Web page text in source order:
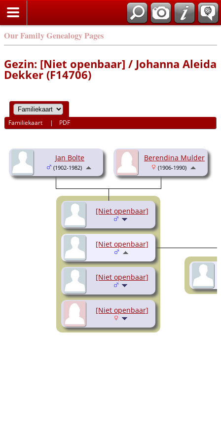
Our Family Genealogy Pages
Gezin: [Niet openbaar] / Johanna Aleida
Dekker (F14706)
Familiekaart | PDF
Jan Bolte
(1902-1982)
Berendina Mulder
(1906-1990)
[Niet openbaar]
[Niet openbaar]
[Niet openbaar]
[Niet openbaar]